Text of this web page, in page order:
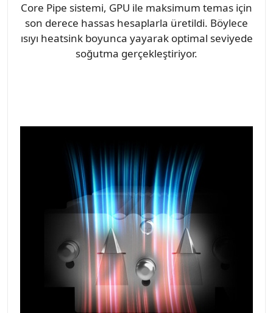
Core Pipe sistemi, GPU ile maksimum temas için
son derece hassas hesaplarla üretildi. Böylece
ısıyı heatsink boyunca yayarak optimal seviyede
soğutma gerçekleştiriyor.